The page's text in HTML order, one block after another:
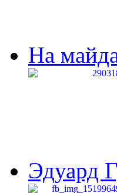
На
Эдуард